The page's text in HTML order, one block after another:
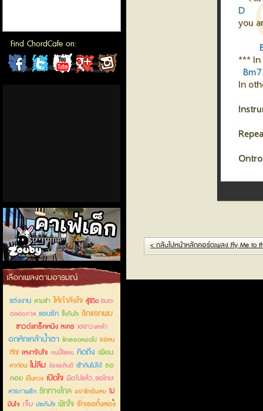
Find ChordCafe on:
ChordCafeChordCafeChordCafeChordCafe
คาเฟ่เด็กลำลูกกา
เลือกเพลงตามอารมณ์
แต่งงาน สามช่า ให้กำลังใจ สู้ชีวิตอมตะ
ตลอดกาล แอบรัก ซึ้งกินใจ รักแรกพบ
ซาวด์แทร็คหนัง ละคร เฮฮาวงเหล้า
อกหักเคล้าน้ำตา รักเธอตลอดไป รอคน
ที่ใช่ เหงาจับใจ คนนี้ใช่เลย คิดถึง เพื่อน
ลาก่อน ไม่ลืม ง้อขอคืนดี เข้ากันไม่ได้ รอ
คอย เป็นห่วง เปิดใจ ผิดไปแล้ว..ขอโทษ
สารภาพรัก รักทางไกล อย่ารักฉันเลย ไม่
มั่นใจ เจ็บ ประทับใจ พักใจ รักเธอทั้งสอง
< กลับไปหน้าหลักคอร์ดเพลง Fly Me to